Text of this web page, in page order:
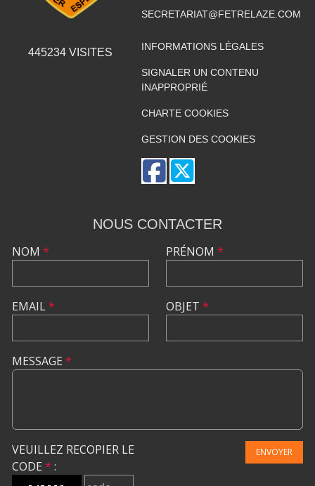
445234 VISITES
SECRETARIAT@FETRELAZE.COM
INFORMATIONS LÉGALES
SIGNALER UN CONTENU
INAPPROPRIÉ
CHARTE COOKIES
GESTION DES COOKIES
NOUS CONTACTER
NOM *
EMAIL*
PRÉNOM *
OBJET *
MESSAGE *
VEUILLEZ RECOPIER LE
CODE * :
ENVOYER